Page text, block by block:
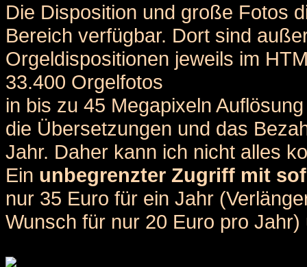
Die Disposition und große Fotos
Bereich verfügbar. Dort sind
Orgeldispositionen jeweils im
33.400 Orgelfotos
in bis zu 45 Megapixeln
die Übersetzungen und das
Jahr. Daher kann ich nicht alles
Ein unbegrenzter Zugriff mit
nur 35 Euro für ein Jahr
Wunsch für nur 20 Euro pro